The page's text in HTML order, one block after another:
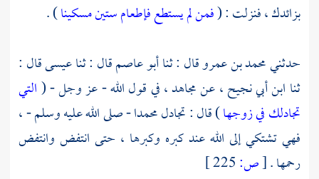
بزائدك ، فنزلت : (فمن لم يستطع فإطعام ستين مسكينا) .
حدثنيمحمد بن عمروقال : ثناأبو عاصمقال : ثناعيسىقال :
ثنا ابن أبي نجيح، عنمجاهد، في قول الله - عز وجل - (التي
تجادلك في زوجها) قال : تجادلمحمدا- صلى الله عليه وسلم - ،
فهي تشتكي إلى الله عند كبره وكبرها ، حتى انتفض وانتفض
رحمها .[ص: